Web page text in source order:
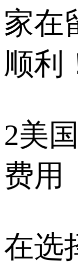
家在
顺利
2美
费用
在选